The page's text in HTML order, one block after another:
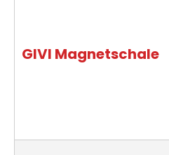
GIVI Magnetschale